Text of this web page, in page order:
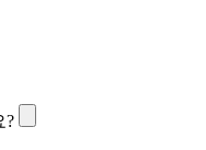
?